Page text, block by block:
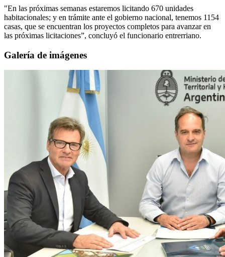
"En las próximas semanas estaremos licitando 670 unidades
habitacionales; y en trámite ante el gobierno nacional, tenemos 1154
casas, que se encuentran los proyectos completos para avanzar en
las próximas licitaciones”, concluyó el funcionario entrerriano.
Galería de imágenes